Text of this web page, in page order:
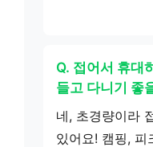
Q. 접어서 휴대
들고 다니기 좋
네, 초경량이라
있어요! 캠핑, 피